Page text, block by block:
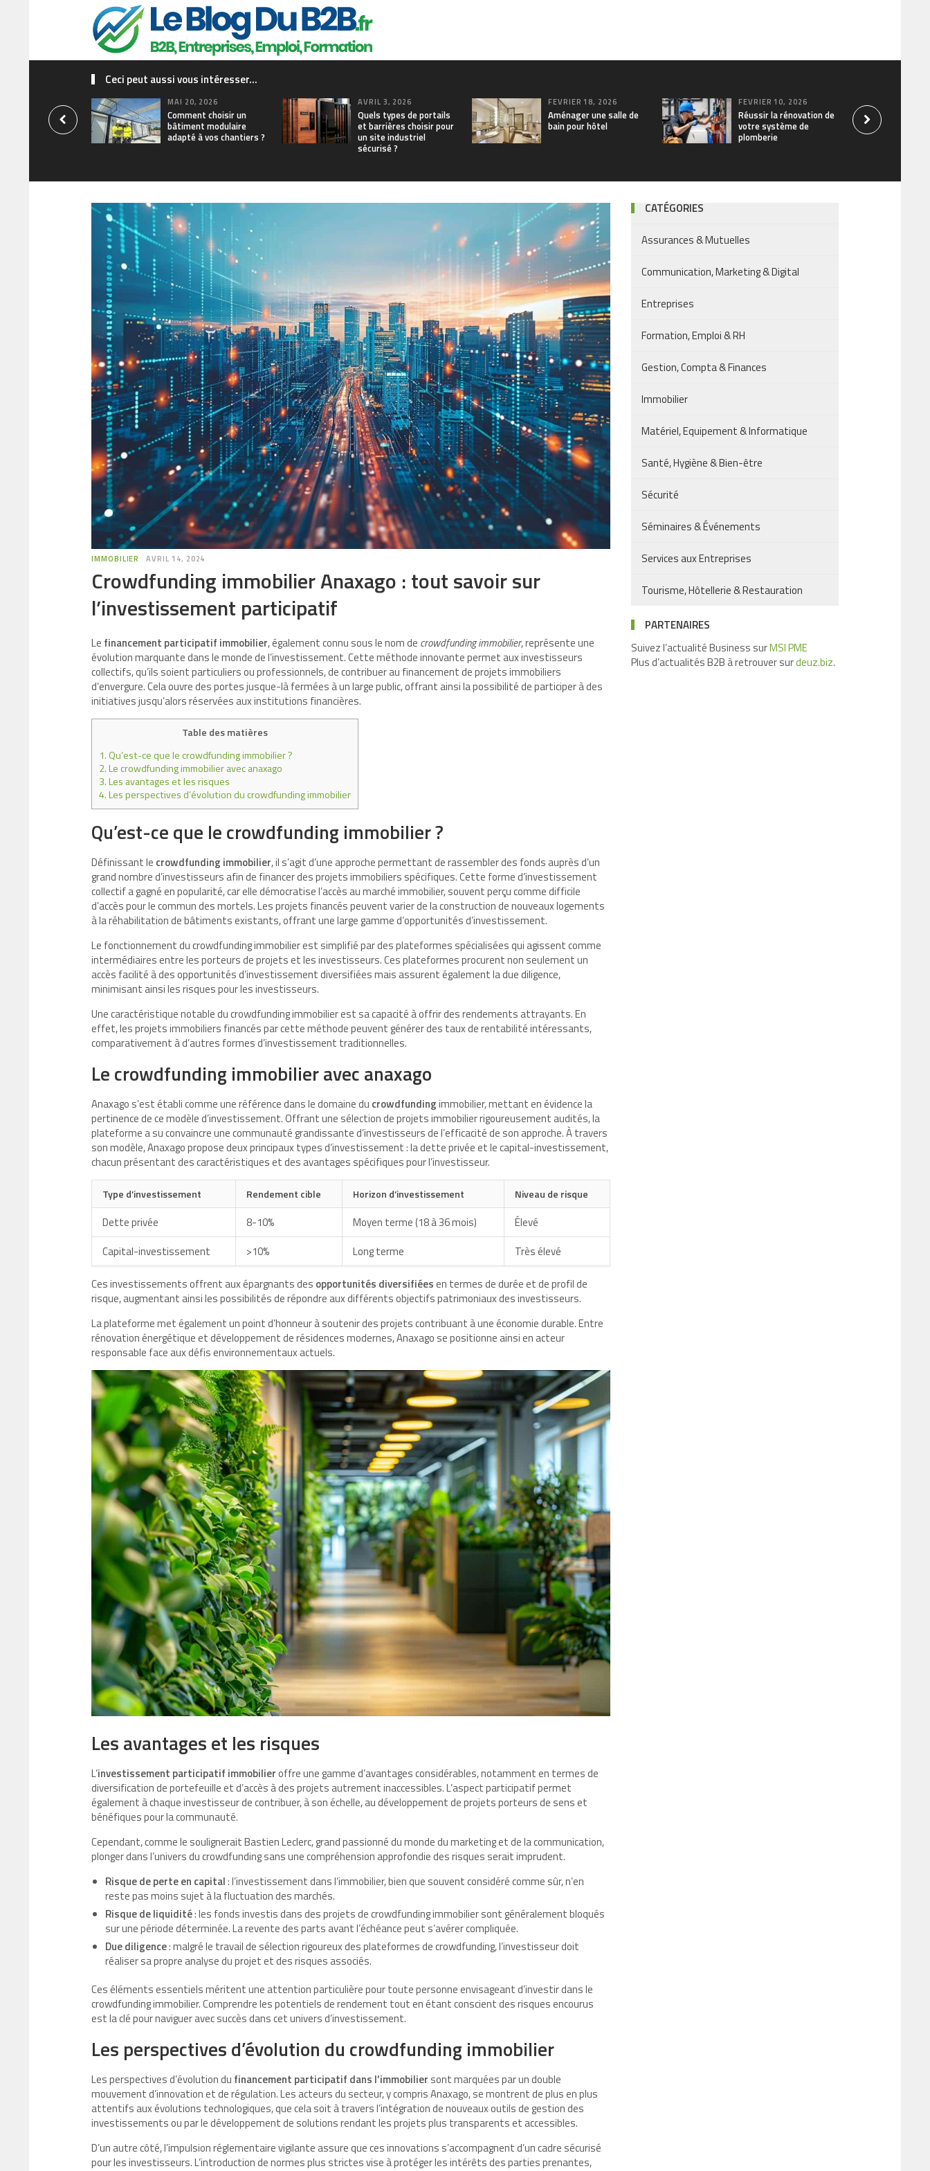
Ceci peut aussi vous intéresser...
MAI 20, 2026
Comment choisir un
bâtiment modulaire
adapté à vos chantiers ?
AVRIL 3, 2026
Quels types de portails
et barrières choisir pour
un site industriel
sécurisé ?
FÉVRIER 18, 2026
Aménager une salle de
bain pour hôtel
FÉVRIER 10, 2026
Réussir la rénovation de
votre système de
plomberie
IMMOBILIER AVRIL 14, 2024
Crowdfunding immobilier Anaxago : tout savoir sur
l’investissement participatif
Le financement participatif immobilier, également connu sous le nom de crowdfunding immobilier, représente une
évolution marquante dans le monde de l’investissement. Cette méthode innovante permet aux investisseurs
collectifs, qu’ils soient particuliers ou professionnels, de contribuer au financement de projets immobiliers
d’envergure. Cela ouvre des portes jusque-là fermées à un large public, offrant ainsi la possibilité de participer à des
initiatives jusqu’alors réservées aux institutions financières.
Table des matières
1.Qu’est-ce que le crowdfunding immobilier ?
2.Le crowdfunding immobilier avec anaxago
3.Les avantages et les risques
4.Les perspectives d’évolution du crowdfunding immobilier
Qu’est-ce que le crowdfunding immobilier ?
Définissant le crowdfunding immobilier, il s’agit d’une approche permettant de rassembler des fonds auprès d’un
grand nombre d’investisseurs afin de financer des projets immobiliers spécifiques. Cette forme d’investissement
collectif a gagné en popularité, car elle démocratise l’accès au marché immobilier, souvent perçu comme difficile
d’accès pour le commun des mortels. Les projets financés peuvent varier de la construction de nouveaux logements
à la réhabilitation de bâtiments existants, offrant une large gamme d’opportunités d’investissement.
Le fonctionnement du crowdfunding immobilier est simplifié par des plateformes spécialisées qui agissent comme
intermédiaires entre les porteurs de projets et les investisseurs. Ces plateformes procurent non seulement un
accès facilité à des opportunités d’investissement diversifiées mais assurent également la due diligence,
minimisant ainsi les risques pour les investisseurs.
Une caractéristique notable du crowdfunding immobilier est sa capacité à offrir des rendements attrayants. En
effet, les projets immobiliers financés par cette méthode peuvent générer des taux de rentabilité intéressants,
comparativement à d’autres formes d’investissement traditionnelles.
Le crowdfunding immobilier avec anaxago
Anaxago s’est établi comme une référence dans le domaine du crowdfundingimmobilier, mettant en évidence la
pertinence de ce modèle d’investissement. Offrant une sélection de projets immobilier rigoureusement audités, la
plateforme a su convaincre une communauté grandissante d’investisseurs de l’efficacité de son approche. À travers
son modèle, Anaxago propose deux principaux types d’investissement : la dette privée et le capital-investissement,
chacun présentant des caractéristiques et des avantages spécifiques pour l’investisseur.
Type d’investissement Rendement cible Horizon d’investissement Niveau de risque
Dette privée 8-10% Moyen terme (18 à 36 mois)
Élevé
Capital-investissement
>10% Long terme Très élevé
Ces investissements offrent aux épargnants des opportunités diversifiéesen termes de durée et de profil de
risque, augmentant ainsi les possibilités de répondre aux différents objectifs patrimoniaux des investisseurs.
La plateforme met également un point d’honneur à soutenir des projets contribuant à une économie durable. Entre
rénovation énergétique et développement de résidences modernes, Anaxago se positionne ainsi en acteur
responsable face aux défis environnementaux actuels.
Les avantages et les risques
L’investissement participatif immobilieroffre une gamme d’avantages considérables, notamment en termes de
diversification de portefeuille et d’accès à des projets autrement inaccessibles. L’aspect participatif permet
également à chaque investisseur de contribuer, à son échelle, au développement de projets porteurs de sens et
bénéfiques pour la communauté.
Cependant, comme le soulignerait Bastien Leclerc, grand passionné du monde du marketing et de la communication,
plonger dans l’univers du crowdfunding sans une compréhension approfondie des risques serait imprudent.
Risque de perte en capital: l’investissement dans l’immobilier, bien que souvent considéré comme sûr, n’en
reste pas moins sujet à la fluctuation des marchés.
Risque de liquidité: les fonds investis dans des projets de crowdfunding immobilier sont généralement bloqués
sur une période déterminée. La revente des parts avant l’échéance peut s’avérer compliquée.
Due diligence: malgré le travail de sélection rigoureux des plateformes de crowdfunding, l’investisseur doit
réaliser sa propre analyse du projet et des risques associés.
Ces éléments essentiels méritent une attention particulière pour toute personne envisageant d’investir dans le
crowdfunding immobilier. Comprendre les potentiels de rendement tout en étant conscient des risques encourus
est la clé pour naviguer avec succès dans cet univers d’investissement.
Les perspectives d’évolution du crowdfunding immobilier
Les perspectives d’évolution du financement participatif dans l’immobilier sont marquées par un double
mouvement d’innovation et de régulation. Les acteurs du secteur, y compris Anaxago, se montrent de plus en plus
attentifs aux évolutions technologiques, que cela soit à travers l’intégration de nouveaux outils de gestion des
investissements ou par le développement de solutions rendant les projets plus transparents et accessibles.
D’un autre côté, l’impulsion réglementaire vigilante assure que ces innovations s’accompagnent d’un cadre sécurisé
pour les investisseurs. L’introduction de normes plus strictes vise à protéger les intérêts des parties prenantes,
CATÉGORIES
Assurances & Mutuelles
Communication, Marketing & Digital
Entreprises
Formation, Emploi & RH
Gestion, Compta & Finances
Immobilier
Matériel, Equipement & Informatique
Santé, Hygiène & Bien-être
Sécurité
Séminaires & Événements
Services aux Entreprises
Tourisme, Hôtellerie & Restauration
PARTENAIRES
Suivez l’actualité Business surMSI PME
Plus d’actualités B2B à retrouver surdeuz.biz.